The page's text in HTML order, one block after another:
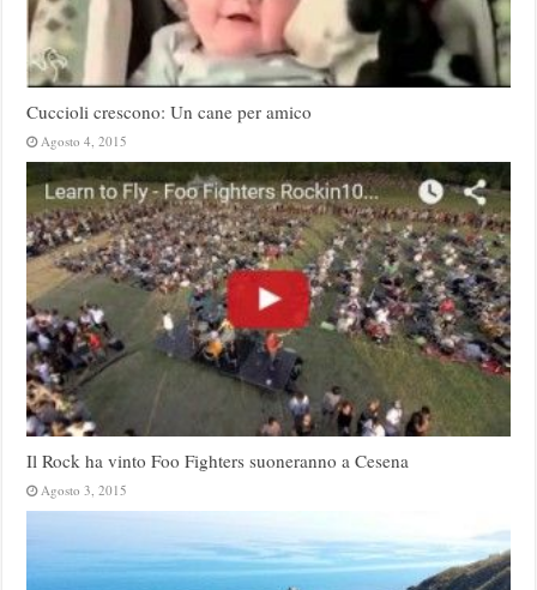
Cuccioli crescono: Un cane per amico
Agosto 4, 2015
Il Rock ha vinto Foo Fighters suoneranno a Cesena
Agosto 3, 2015